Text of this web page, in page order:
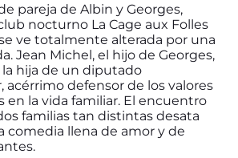
pareja de Albin y Georges,
nocturno La Cage aux Folles
ve totalmente alterada por una
Jean Michel, el hijo de Georges,
la hija de un diputado
acérrimo defensor de los valores
en la vida familiar. El encuentro
familias tan distintas desata
comedia llena de amor y de